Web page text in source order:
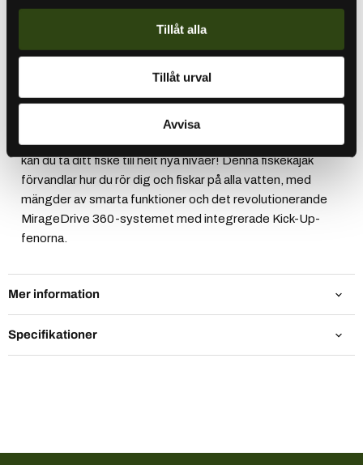
Tillåt alla
Tillåt urval
Avvisa
ossför att få mer exakt information om tillgänglighet,
produktdetaljer och pris (inkl. eventuell frakt).
Vi skickar gärna en offert till dig, där vi även kan
kan du ta ditt fiske till helt nya nivåer! Denna fiskekajak
förvandlar hur du rör dig och fiskar på alla vatten, med
mängder av smarta funktioner och det revolutionerande
MirageDrive 360-systemet med integrerade Kick-Up-
fenorna.
Mer information
Specifikationer